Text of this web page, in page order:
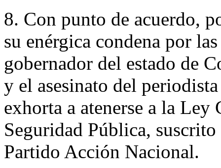
8. Con punto de acuerdo,
su enérgica condena por
gobernador del estado de
y el asesinato del
exhorta a atenerse a la
Seguridad Pública,
Partido Acción Nacional.